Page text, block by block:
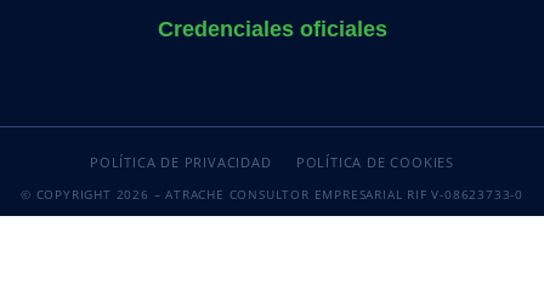
Credenciales oficiales
© COPYRIGHT 2026 – ATRACHE CONSULTOR EMPRESARIAL RIF V-08623733-0
POLÍTICA DE PRIVACIDAD POLÍTICA DE COOKIES